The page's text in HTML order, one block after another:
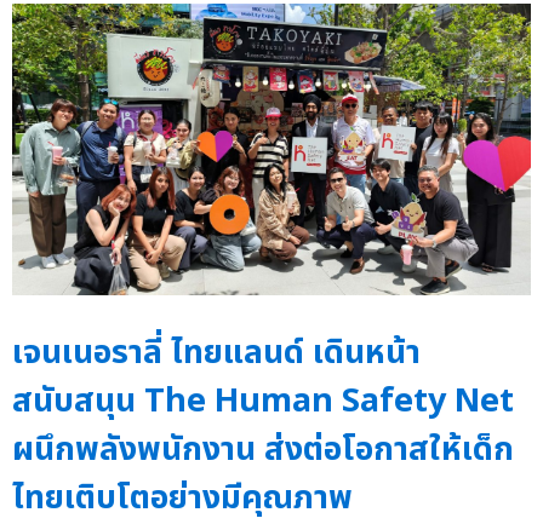
เจนเนอราลี่ ไทยแลนด์ เดินหน้า
สนับสนุน The Human Safety Net
ผนึกพลังพนักงาน ส่งต่อโอกาสให้เด็ก
ไทยเติบโตอย่างมีคุณภาพ